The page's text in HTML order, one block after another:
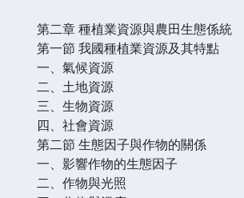
第二章 種植業資源與農田生態係統
第一節 我國種植業資源及其特點
一、氣候資源
二、土地資源
三、生物資源
四、社會資源
第二節 生態因子與作物的關係
一、影響作物的生態因子
二、作物與光照